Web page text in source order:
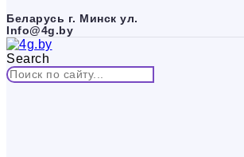
Беларусь г. Минск ул.
Info@4g.by
Search